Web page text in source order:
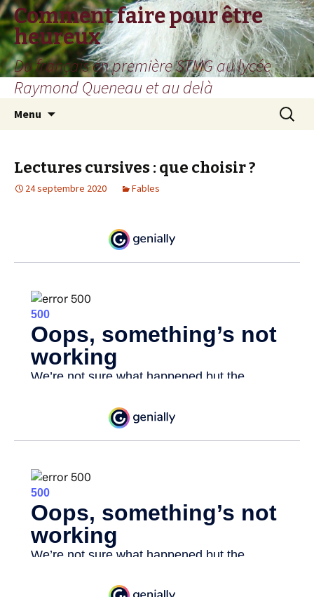
Comment faire pour être
heureux
Du français en première STMG au lycée
Raymond Queneau et au delà
Menu
Lectures cursives : que choisir ?
24 septembre 2020 Fables